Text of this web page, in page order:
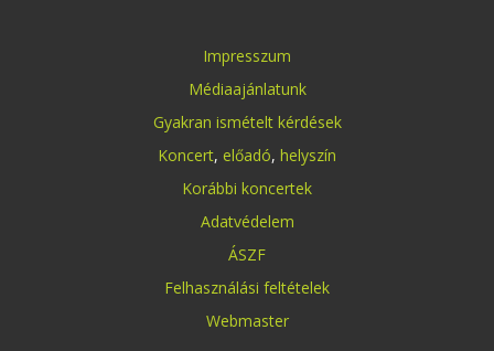
Impresszum
Médiaajánlatunk
Gyakran ismételt kérdések
Koncert, előadó, helyszín
Korábbi koncertek
Adatvédelem
ÁSZF
Felhasználási feltételek
Webmaster